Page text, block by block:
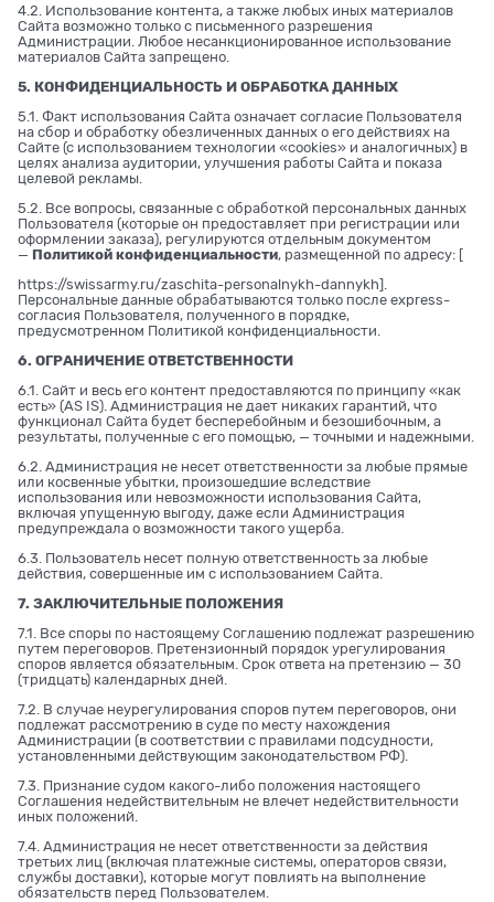
4.2. Использование контента, а также любых иных материалов
Сайта возможно только с письменного разрешения
Администрации. Любое несанкционированное использование
материалов Сайта запрещено.
5. КОНФИДЕНЦИАЛЬНОСТЬ И ОБРАБОТКА ДАННЫХ
5.1. Факт использования Сайта означает согласие Пользователя
на сбор и обработку обезличенных данных о его действиях на
Сайте (с использованием технологии «cookies» и аналогичных) в
целях анализа аудитории, улучшения работы Сайта и показа
целевой рекламы.
5.2. Все вопросы, связанные с обработкой персональных данных
Пользователя (которые он предоставляет при регистрации или
оформлении заказа), регулируются отдельным документом
— Политикой конфиденциальности, размещенной по адресу: [
https://swissarmy.ru/zaschita-personalnykh-dannykh].
Персональные данные обрабатываются только после express-
согласия Пользователя, полученного в порядке,
предусмотренном Политикой конфиденциальности.
6. ОГРАНИЧЕНИЕ ОТВЕТСТВЕННОСТИ
6.1. Сайт и весь его контент предоставляются по принципу «как
есть» (AS IS). Администрация не дает никаких гарантий, что
функционал Сайта будет бесперебойным и безошибочным, а
результаты, полученные с его помощью, — точными и надежными.
6.2. Администрация не несет ответственности за любые прямые
или косвенные убытки, произошедшие вследствие
использования или невозможности использования Сайта,
включая упущенную выгоду, даже если Администрация
предупреждала о возможности такого ущерба.
6.3. Пользователь несет полную ответственность за любые
действия, совершенные им с использованием Сайта.
7. ЗАКЛЮЧИТЕЛЬНЫЕ ПОЛОЖЕНИЯ
7.1. Все споры по настоящему Соглашению подлежат разрешению
путем переговоров. Претензионный порядок урегулирования
споров является обязательным. Срок ответа на претензию — 30
(тридцать) календарных дней.
7.2. В случае неурегулирования споров путем переговоров, они
подлежат рассмотрению в суде по месту нахождения
Администрации (в соответствии с правилами подсудности,
установленными действующим законодательством РФ).
7.3. Признание судом какого-либо положения настоящего
Соглашения недействительным не влечет недействительности
иных положений.
7.4. Администрация не несет ответственности за действия
третьих лиц (включая платежные системы, операторов связи,
службы доставки), которые могут повлиять на выполнение
обязательств перед Пользователем.